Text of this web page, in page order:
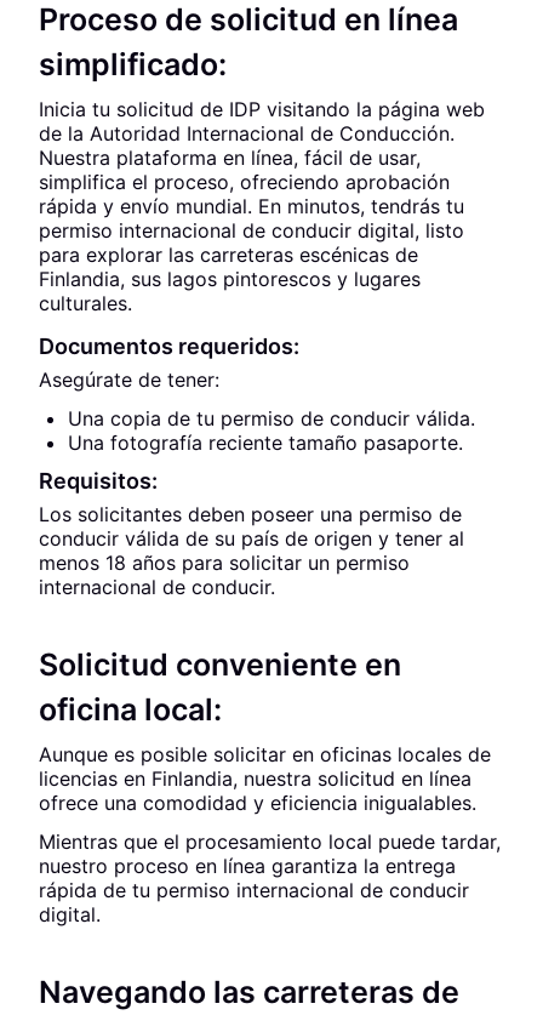
Proceso de solicitud en línea
simplificado:
Inicia tu solicitud de IDP visitando la página web
de la Autoridad Internacional de Conducción.
Nuestra plataforma en línea, fácil de usar,
simplifica el proceso, ofreciendo aprobación
rápida y envío mundial. En minutos, tendrás tu
permiso internacional de conducir digital, listo
para explorar las carreteras escénicas de
Finlandia, sus lagos pintorescos y lugares
culturales.
Documentos requeridos:
Asegúrate de tener:
Una copia de tu permiso de conducir válida.
Una fotografía reciente tamaño pasaporte.
Requisitos:
Los solicitantes deben poseer una permiso de
conducir válida de su país de origen y tener al
menos 18 años para solicitar un permiso
internacional de conducir.
Solicitud conveniente en
oficina local:
Aunque es posible solicitar en oficinas locales de
licencias en Finlandia, nuestra solicitud en línea
ofrece una comodidad y eficiencia inigualables.
Mientras que el procesamiento local puede tardar,
nuestro proceso en línea garantiza la entrega
rápida de tu permiso internacional de conducir
digital.
Navegando las carreteras de